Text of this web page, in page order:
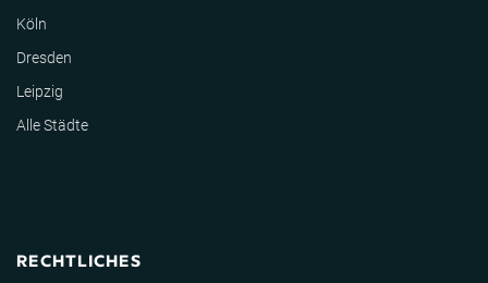
Köln
Dresden
Leipzig
Alle Städte
RECHTLICHES